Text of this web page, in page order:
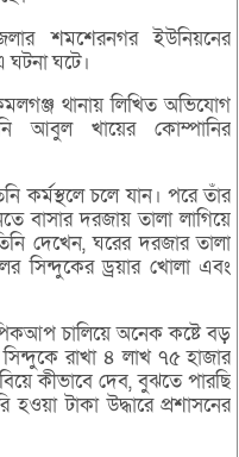
শমশেরনগর ইউনিয়নের
ঘটনা ঘটে।
থানায় লিখিত অভিযোগ
আবুল খায়ের কোম্পানির
কর্মস্থলে চলে যান। পরে তাঁর
বাসার দরজায় তালা লাগিয়ে
দেখেন, ঘরের দরজার তালা
সিন্দুকের ড্রয়ার খোলা এবং
চালিয়ে অনেক কষ্টে বড়
রাখা ৪ লাখ ৭৫ হাজার
কীভাবে দেব, বুঝতে পারছি
টাকা উদ্ধারে প্রশাসনের